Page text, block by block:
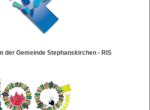
der Gemeinde Stephanskirchen - RIS